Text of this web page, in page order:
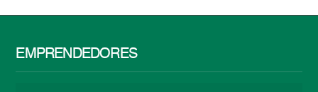
EMPRENDEDORES